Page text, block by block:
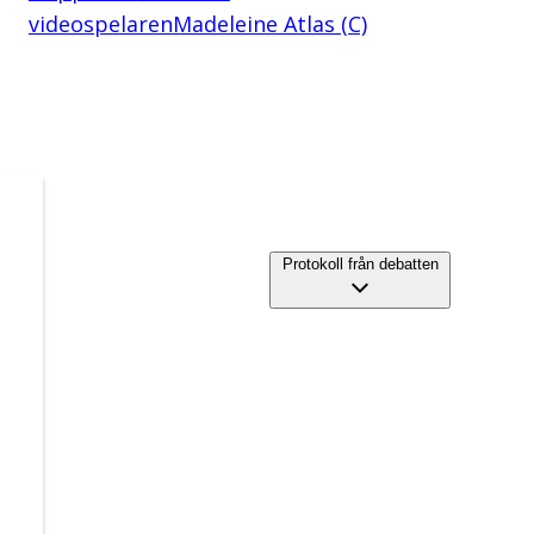
videospelarenMadeleine Atlas (C)
Protokoll från debatten